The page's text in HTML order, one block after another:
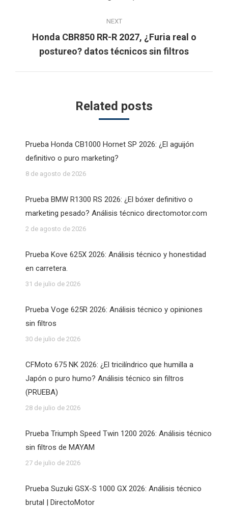
NEXT
Next
post:
Honda CBR850 RR-R 2027, ¿Furia real o
postureo? datos técnicos sin filtros
Related posts
Prueba Honda CB1000 Hornet SP 2026: ¿El aguijón
definitivo o puro marketing?
8 de agosto de 2026
Prueba BMW R1300 RS 2026: ¿El bóxer definitivo o
marketing pesado? Análisis técnico directomotor.com
2 de agosto de 2026
Prueba Kove 625X 2026: Análisis técnico y honestidad
en carretera.
31 de julio de 2026
Prueba Voge 625R 2026: Análisis técnico y opiniones
sin filtros
30 de julio de 2026
CFMoto 675 NK 2026: ¿El tricilíndrico que humilla a
Japón o puro humo? Análisis técnico sin filtros
(PRUEBA)
28 de julio de 2026
Prueba Triumph Speed Twin 1200 2026: Análisis técnico
sin filtros de MAYAM
27 de julio de 2026
Prueba Suzuki GSX-S 1000 GX 2026: Análisis técnico
brutal | DirectoMotor